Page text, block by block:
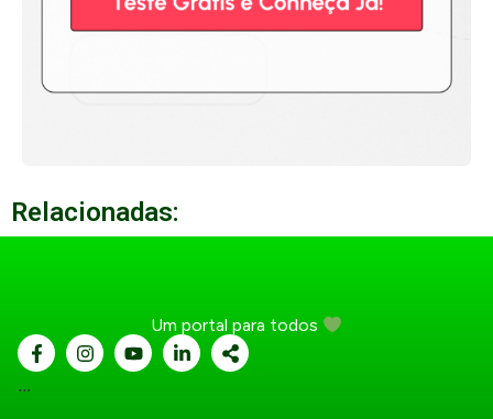
Relacionadas:
Um portal para todos
...